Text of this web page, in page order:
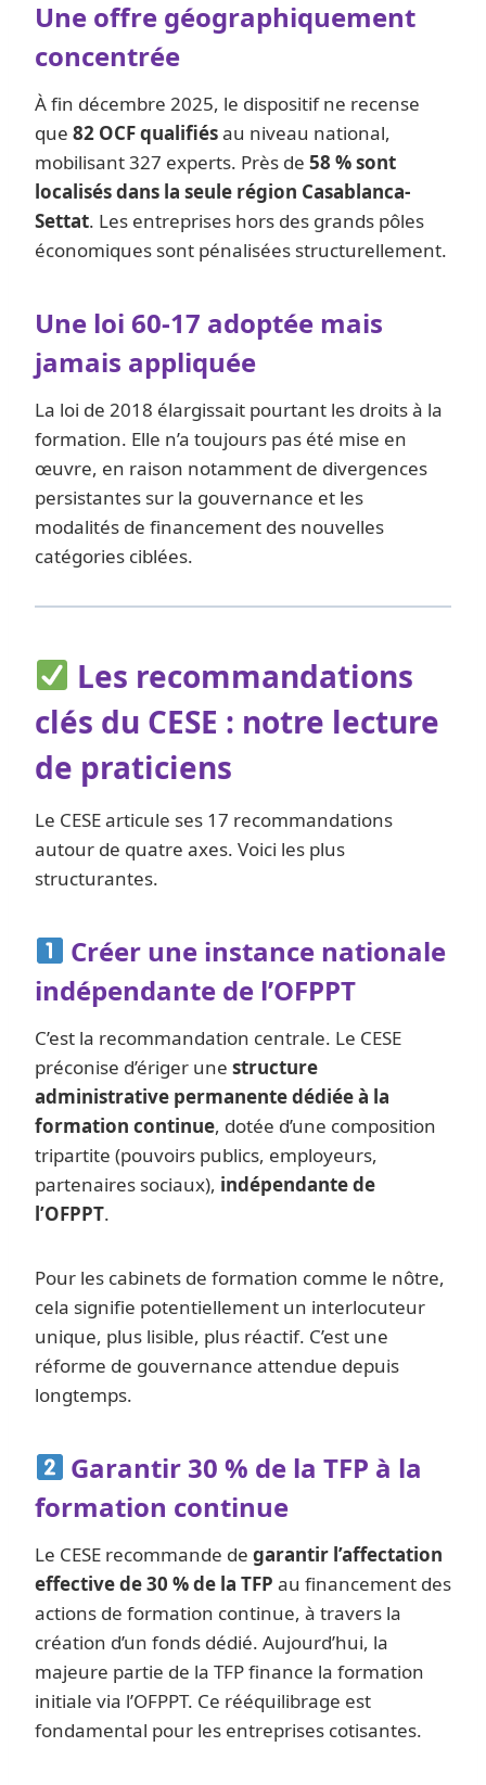
Une offre géographiquement
concentrée
À fin décembre 2025, le dispositif ne recense
que 82 OCF qualifiésau niveau national,
mobilisant 327 experts. Près de 58 % sont
localisés dans la seule région Casablanca-
Settat. Les entreprises hors des grands pôles
économiques sont pénalisées structurellement.
Une loi 60-17 adoptée mais
jamais appliquée
La loi de 2018 élargissait pourtant les droits à la
formation. Elle n’a toujours pas été mise en
œuvre, en raison notamment de divergences
persistantes sur la gouvernance et les
modalités de financement des nouvelles
catégories ciblées.
Les recommandations
clés du CESE : notre lecture
de praticiens
Le CESE articule ses 17 recommandations
autour de quatre axes. Voici les plus
structurantes.
Créer une instance nationale
indépendante de l’OFPPT
C’est la recommandation centrale. Le CESE
préconise d’ériger une structure
administrative permanente dédiée à la
formation continue, dotée d’une composition
tripartite (pouvoirs publics, employeurs,
partenaires sociaux), indépendante de
l’OFPPT.
Pour les cabinets de formation comme le nôtre,
cela signifie potentiellement un interlocuteur
unique, plus lisible, plus réactif. C’est une
réforme de gouvernance attendue depuis
longtemps.
Garantir 30 % de la TFP à la
formation continue
Le CESE recommande de garantir l’affectation
effective de 30 % de la TFP au financement des
actions de formation continue, à travers la
création d’un fonds dédié. Aujourd’hui, la
majeure partie de la TFP finance la formation
initiale via l’OFPPT. Ce rééquilibrage est
fondamental pour les entreprises cotisantes.